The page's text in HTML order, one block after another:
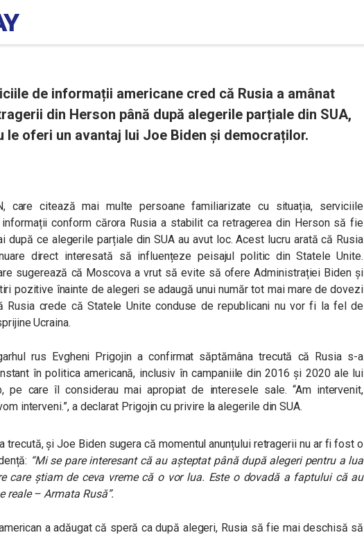
de informații americane cred că Rusia a amânat
din Herson până după alegerile parțiale din SUA,
le oferi un avantaj lui Joe Biden și democraților.
care citează mai multe persoane familiarizate cu situația, serviciile
informații conform cărora Rusia a stabilit ca retragerea din Herson să fie
după ce alegerile parțiale din SUA au avut loc. Acest lucru arată că Rusia
direct interesată să influențeze peisajul politic din Statele Unite.
sugerează că Moscova a vrut să evite să ofere Administrației Biden și
pozitive înainte de alegeri se adaugă unui număr tot mai mare de dovezi
Rusia crede că Statele Unite conduse de republicani nu vor fi la fel de
Ucraina.
rus Evgheni Prigojin a confirmat săptămâna trecută că Rusia s-a
în politica americană, inclusiv în campaniile din 2016 și 2020 ale lui
pe care îl considerau mai apropiat de interesele sale. “Am intervenit,
interveni.”, a declarat Prigojin cu privire la alegerile din SUA.
trecută, și Joe Biden sugera că momentul anunțului retragerii nu ar fi fost o
“Mi se pare interesant că au așteptat până după alegeri pentru a lua
care știam de ceva vreme că o vor lua. Este o dovadă a faptului că au
reale – Armata Rusă”.
a adăugat că speră ca după alegeri, Rusia să fie mai deschisă să